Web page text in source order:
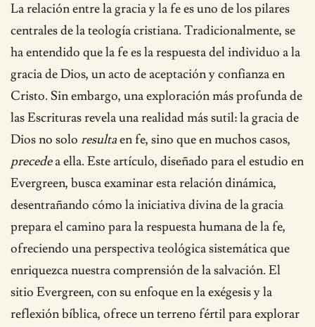
La relación entre la gracia y la fe es uno de los pilares
centrales de la teología cristiana. Tradicionalmente, se
ha entendido que la fe es la respuesta del individuo a la
gracia de Dios, un acto de aceptación y confianza en
Cristo. Sin embargo, una exploración más profunda de
las Escrituras revela una realidad más sutil: la gracia de
Dios no solo resultaen fe, sino que en muchos casos,
precedea ella. Este artículo, diseñado para el estudio en
Evergreen, busca examinar esta relación dinámica,
desentrañando cómo la iniciativa divina de la gracia
prepara el camino para la respuesta humana de la fe,
ofreciendo una perspectiva teológica sistemática que
enriquezca nuestra comprensión de la salvación. El
sitio Evergreen, con su enfoque en la exégesis y la
reflexión bíblica, ofrece un terreno fértil para explorar